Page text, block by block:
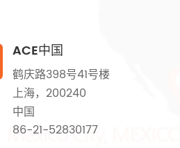
ACE中国
鹤庆路398号41号楼
上海，200240
中国
86-21-52830177